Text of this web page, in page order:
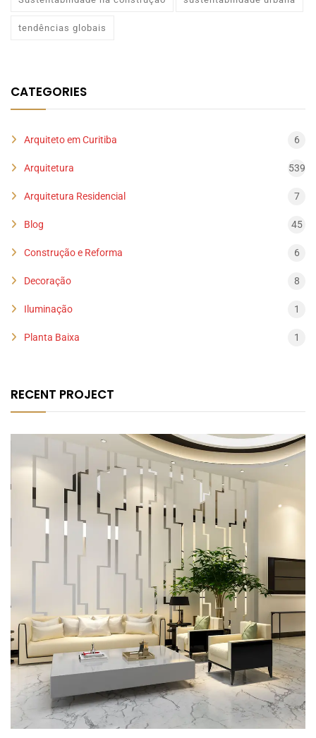
tendências globais
CATEGORIES
Arquiteto em Curitiba 6
Arquitetura 539
Arquitetura Residencial 7
Blog 45
Construção e Reforma 6
Decoração 8
Iluminação 1
Planta Baixa 1
RECENT PROJECT